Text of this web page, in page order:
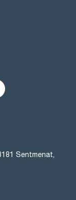
Sentmenat,